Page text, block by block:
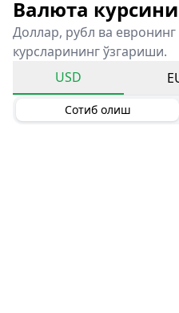
Валюта
Доллар, рубл ва евронинг
курсларининг ўзгариши.
USD
Сотиб олиш